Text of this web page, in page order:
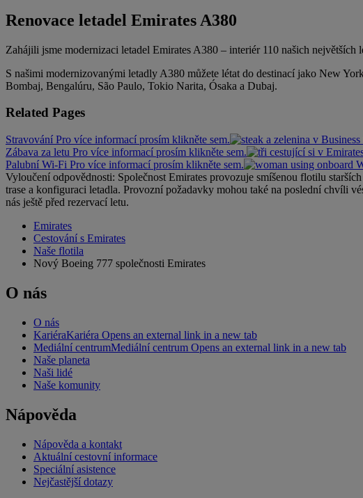
Renovace letadel Emirates A380
Zahájili jsme modernizaci letadel Emirates A380 – interiér 110 našich
S našimi modernizovanými letadly A380 můžete létat do destinací jako New
Bombaj, Bengalúru, São Paulo, Tokio Narita, Ósaka a Dubaj.
Related Pages
Stravování Pro více informací prosím klikněte sem.
Zábava za letu Pro více informací prosím klikněte sem.
Palubní Wi-Fi Pro více informací prosím klikněte sem.
Vyloučení odpovědnosti: Společnost Emirates provozuje smíšenou flotilu
trase a konfiguraci letadla. Provozní požadavky mohou také na poslední chvíli
nás ještě před rezervací letu.
Emirates
Cestování s Emirates
Naše flotila
Nový Boeing 777 společnosti Emirates
O nás
O nás
KariéraKariéra Opens an external link in a new tab
Mediální centrumMediální centrum Opens an external link in a new tab
Naše planeta
Naši lidé
Naše komunity
Nápověda
Nápověda a kontakt
Aktuální cestovní informace
Speciální asistence
Nejčastější dotazy